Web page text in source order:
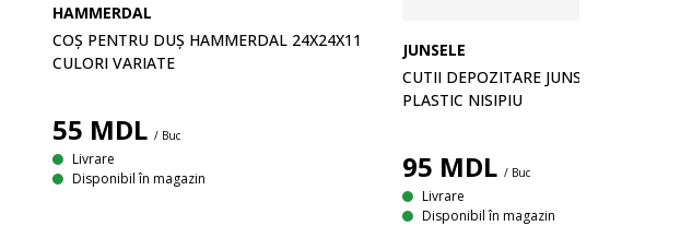
HAMMERDAL
COȘ PENTRU DUȘ HAMMERDAL 24X24X11
CULORI VARIATE
55 MDL / Buc
Livrare
Disponibil în magazin
JUNSELE
CUTII DEPOZITARE JUNSELE 2 BUC
PLASTIC NISIPIU
95 MDL / Buc
Livrare
Disponibil în magazin